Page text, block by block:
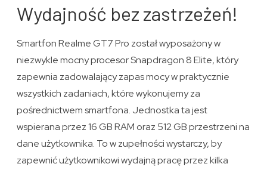
Wydajność bez zastrzeżeń!
Smartfon Realme GT7 Pro został wyposażony w
niezwykle mocny procesor Snapdragon 8 Elite, który
zapewnia zadowalający zapas mocy w praktycznie
wszystkich zadaniach, które wykonujemy za
pośrednictwem smartfona. Jednostka ta jest
wspierana przez 16 GB RAM oraz 512 GB przestrzeni na
dane użytkownika. To w zupełności wystarczy, by
zapewnić użytkownikowi wydajną pracę przez kilka